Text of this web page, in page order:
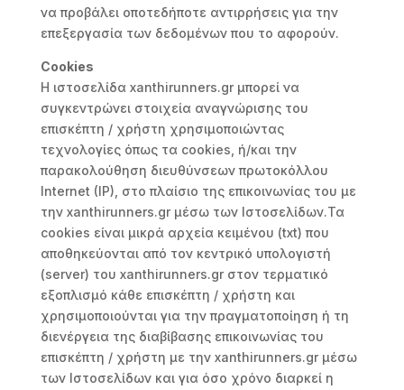
να προβάλει οποτεδήποτε αντιρρήσεις για την
επεξεργασία των δεδομένων που το αφορούν.
Cookies
Η ιστοσελίδα xanthirunners.gr μπορεί να
συγκεντρώνει στοιχεία αναγνώρισης του
επισκέπτη / χρήστη χρησιμοποιώντας
τεχνολογίες όπως τα cookies, ή/και την
παρακολούθηση διευθύνσεων πρωτοκόλλου
Internet (IP), στο πλαίσιο της επικοινωνίας του με
την xanthirunners.gr μέσω των Ιστοσελίδων.Τα
cookies είναι μικρά αρχεία κειμένου (txt) που
αποθηκεύονται από τον κεντρικό υπολογιστή
(server) του xanthirunners.gr στον τερματικό
εξοπλισμό κάθε επισκέπτη / χρήστη και
χρησιμοποιούνται για την πραγματοποίηση ή τη
διενέργεια της διαβίβασης επικοινωνίας του
επισκέπτη / χρήστη με την xanthirunners.gr μέσω
των Ιστοσελίδων και για όσο χρόνο διαρκεί η